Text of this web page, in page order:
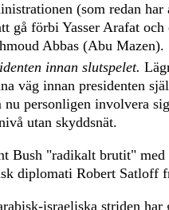
(som redan
gå förbi Yasser Arafat och
Abbas (Abu Mazen).
innan slutspelet.
väg innan presidenten
nu personligen involvera
utan skyddsnät.
Bush "radikalt brutit"
diplomati Robert Satloff
israeliska striden